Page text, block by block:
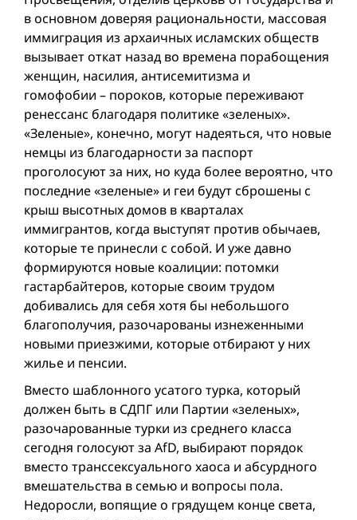
в основном доверяя рациональности, массовая
иммиграция из архаичных исламских обществ
вызывает откат назад во времена порабощения
женщин, насилия, антисемитизма и
гомофобии – пороков, которые переживают
ренессанс благодаря политике «зеленых».
«Зеленые», конечно, могут надеяться, что новые
немцы из благодарности за паспорт
проголосуют за них, но куда более вероятно, что
последние «зеленые» и геи будут сброшены с
крыш высотных домов в кварталах
иммигрантов, когда выступят против обычаев,
которые те принесли с собой. И уже давно
формируются новые коалиции: потомки
гастарбайтеров, которые своим трудом
добивались для себя хотя бы небольшого
благополучия, разочарованы изнеженными
новыми приезжими, которые отбирают у них
жилье и пенсии.
Вместо шаблонного усатого турка, который
должен быть в СДПГ или Партии «зеленых»,
разочарованные турки из среднего класса
сегодня голосуют за AfD, выбирают порядок
вместо транссексуального хаоса и абсурдного
вмешательства в семью и вопросы пола.
Недоросли, вопящие о грядущем конце света,